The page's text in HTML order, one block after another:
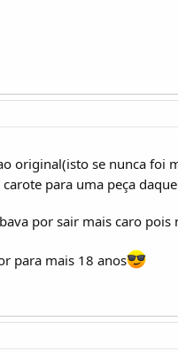
original(isto se nunca foi
para uma peça
por sair mais caro
para mais 18 anos